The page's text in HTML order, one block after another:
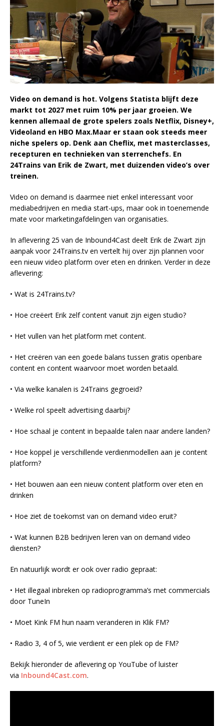
Video on demand is hot. Volgens Statista blijft deze
markt tot 2027 met ruim 10% per jaar groeien. We
kennen allemaal de grote spelers zoals Netflix, Disney+,
Videoland en HBO Max.Maar er staan ook steeds meer
niche spelers op. Denk aan Cheflix, met masterclasses,
recepturen en technieken van sterrenchefs. En
24Trains van Erik de Zwart, met duizenden video’s over
treinen.
Video on demand is daarmee niet enkel interessant voor
mediabedrijven en media start-ups, maar ook in toenemende
mate voor marketingafdelingen van organisaties.
In aflevering 25 van de Inbound4Cast deelt Erik de Zwart zijn
aanpak voor 24Trains.tv en vertelt hij over zijn plannen voor
een nieuw video platform over eten en drinken. Verder in deze
aflevering:
• Wat is 24Trains.tv?
• Hoe creëert Erik zelf content vanuit zijn eigen studio?
• Het vullen van het platform met content.
• Het creëren van een goede balans tussen gratis openbare
content en content waarvoor moet worden betaald.
• Via welke kanalen is 24Trains gegroeid?
• Welke rol speelt advertising daarbij?
• Hoe schaal je content in bepaalde talen naar andere landen?
• Hoe koppel je verschillende verdienmodellen aan je content
platform?
• Het bouwen aan een nieuw content platform over eten en
drinken
• Hoe ziet de toekomst van on demand video eruit?
• Wat kunnen B2B bedrijven leren van on demand video
diensten?
En natuurlijk wordt er ook over radio gepraat:
• Het illegaal inbreken op radioprogramma’s met commercials
door TuneIn
• Moet Kink FM hun naam veranderen in Klik FM?
• Radio 3, 4 of 5, wie verdient er een plek op de FM?
Bekijk hieronder de aflevering op YouTube of luister
via Inbound4Cast.com.